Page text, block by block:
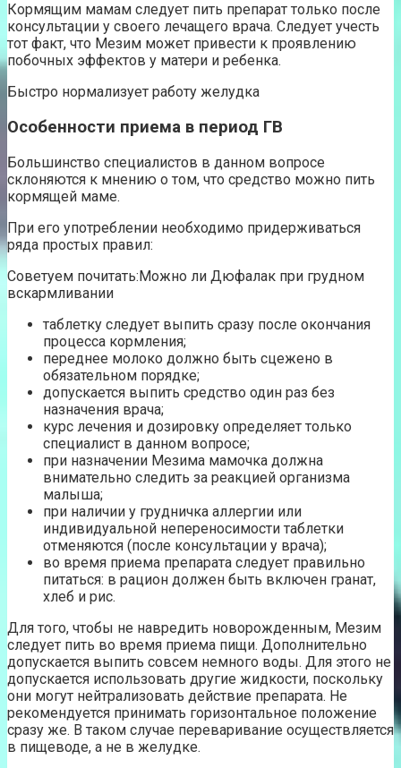
Кормящим мамам следует пить препарат только после
консультации у своего лечащего врача. Следует учесть
тот факт, что Мезим может привести к проявлению
побочных эффектов у матери и ребенка.
Быстро нормализует работу желудка
Особенности приема в период ГВ
Большинство специалистов в данном вопросе
склоняются к мнению о том, что средство можно пить
кормящей маме.
При его употреблении необходимо придерживаться
ряда простых правил:
Советуем почитать:Можно ли Дюфалак при грудном
вскармливании
таблетку следует выпить сразу после окончания
процесса кормления;
переднее молоко должно быть сцежено в
обязательном порядке;
допускается выпить средство один раз без
назначения врача;
курс лечения и дозировку определяет только
специалист в данном вопросе;
при назначении Мезима мамочка должна
внимательно следить за реакцией организма
малыша;
при наличии у грудничка аллергии или
индивидуальной непереносимости таблетки
отменяются (после консультации у врача);
во время приема препарата следует правильно
питаться: в рацион должен быть включен гранат,
хлеб и рис.
Для того, чтобы не навредить новорожденным, Мезим
следует пить во время приема пищи. Дополнительно
допускается выпить совсем немного воды. Для этого не
допускается использовать другие жидкости, поскольку
они могут нейтрализовать действие препарата. Не
рекомендуется принимать горизонтальное положение
сразу же. В таком случае переваривание осуществляется
в пищеводе, а не в желудке.